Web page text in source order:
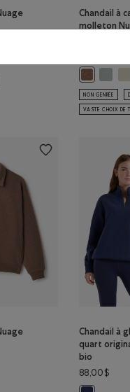
Chandail à
molleton
NON GENRÉE
VASTE CHOIX DE
Coupe Un: OMBRE VERT
Nuage Coupe Un:
Nuage Coupe Un:
Chandail à
quart
bio
88,00$